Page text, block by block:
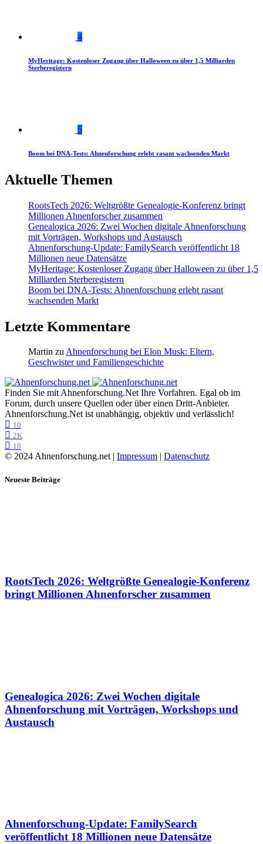
4
MyHeritage: Kostenloser Zugang über Halloween zu über 1,5 Milliarden
Sterberegistern
5
Boom bei DNA-Tests: Ahnenforschung erlebt rasant wachsenden Markt
Aktuelle Themen
RootsTech 2026: Weltgrößte Genealogie-Konferenz bringt
Millionen Ahnenforscher zusammen
Genealogica 2026: Zwei Wochen digitale Ahnenforschung
mit Vorträgen, Workshops und Austausch
Ahnenforschung-Update: FamilySearch veröffentlicht 18
Millionen neue Datensätze
MyHeritage: Kostenloser Zugang über Halloween zu über 1,5
Milliarden Sterberegistern
Boom bei DNA-Tests: Ahnenforschung erlebt rasant
wachsenden Markt
Letzte Kommentare
Martin zu Ahnenforschung bei Elon Musk: Eltern,
Geschwister und Familiengeschichte
Finden Sie mit Ahnenforschung.Net Ihre Vorfahren. Egal ob im
Forum, durch unsere Quellen oder über einen Dritt-Anbieter.
Ahnenforschung.Net ist unabhängig, objektiv und verlässlich!
10
2K
10
© 2024 Ahnenforschung.net | Impressum | Datenschutz
Neueste Beiträge
RootsTech 2026: Weltgrößte Genealogie-Konferenz
bringt Millionen Ahnenforscher zusammen
Genealogica 2026: Zwei Wochen digitale
Ahnenforschung mit Vorträgen, Workshops und
Austausch
Ahnenforschung-Update: FamilySearch
veröffentlicht 18 Millionen neue Datensätze